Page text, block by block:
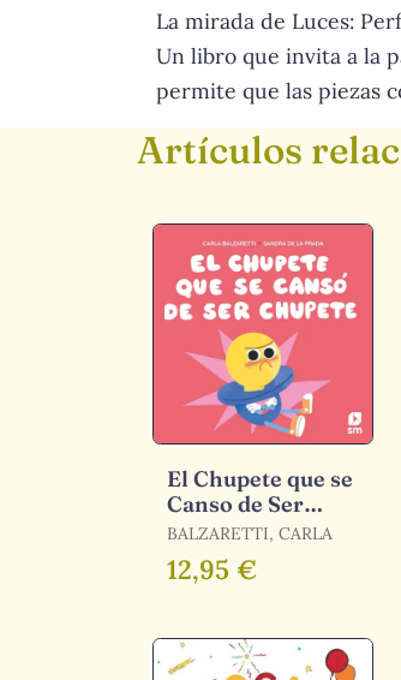
La mirada de Luces:
Un libro que invita a la
permite que las piezas
Artículos
El Chupete que se
Canso de Ser
Chupete
BALZARETTI, CARLA
12,95 €